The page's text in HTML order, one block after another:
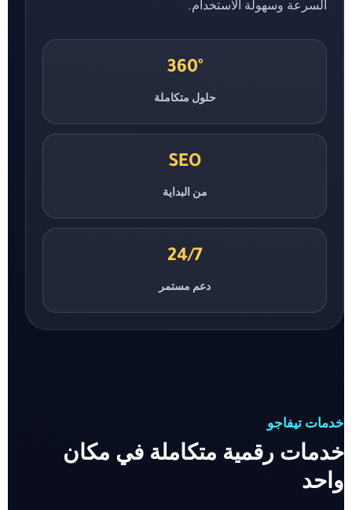
السرعة وسهولة الاستخدام.
360°
حلول متكاملة
SEO
من البداية
24/7
دعم مستمر
خدمات تيفاجو
خدمات رقمية متكاملة في مكان
واحد